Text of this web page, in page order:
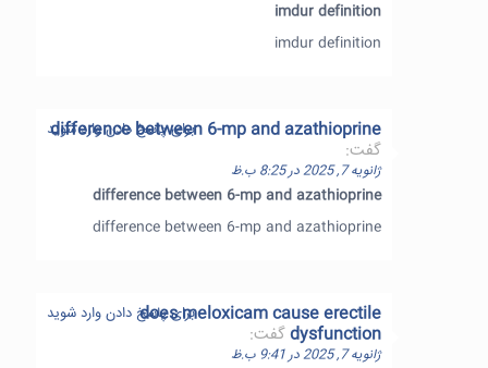
imdur definition
imdur definition
difference between 6-mp and azathioprine
گفت:
ژانویه 7, 2025 در 8:25 ب.ظ
difference between 6-mp and azathioprine
difference between 6-mp and azathioprine
برای پاسخ دادن وارد شوید
does meloxicam cause erectile
dysfunctionگفت:
ژانویه 7, 2025 در 9:41 ب.ظ
برای پاسخ دادن وارد شوید